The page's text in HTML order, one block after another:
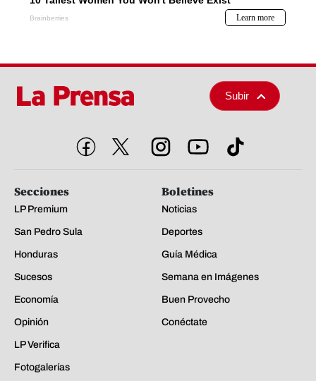
Subir
Secciones
LP Premium
San Pedro Sula
Honduras
Sucesos
Economía
Opinión
LP Verifica
Fotogalerías
Boletines
Noticias
Deportes
Guía Médica
Semana en Imágenes
Buen Provecho
Conéctate